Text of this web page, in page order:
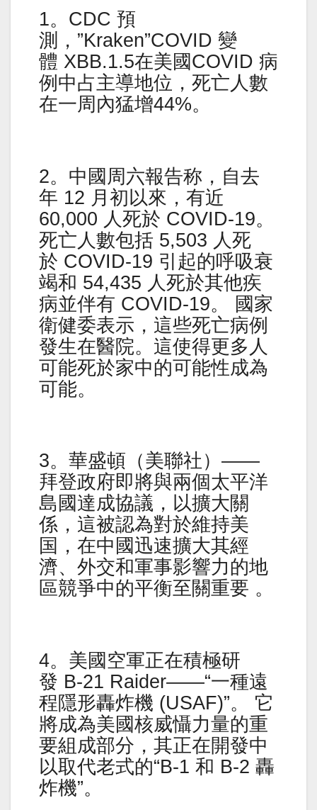
1。CDC 預
測，”Kraken”COVID 變
體 XBB.1.5在美國COVID 病
例中占主導地位，死亡人數
在一周內猛增44%。
2。中國周六報告称，自去
年 12 月初以來，有近
60,000 人死於 COVID-19。
死亡人數包括 5,503 人死
於 COVID-19 引起的呼吸衰
竭和 54,435 人死於其他疾
病並伴有 COVID-19。 國家
衛健委表示，這些死亡病例
發生在醫院。這使得更多人
可能死於家中的可能性成為
可能。
3。華盛頓（美聯社）——
拜登政府即將與兩個太平洋
島國達成協議，以擴大關
係，這被認為對於維持美
国，在中國迅速擴大其經
濟、外交和軍事影響力的地
區競爭中的平衡至關重要 。
4。美國空軍正在積極研
發 B-21 Raider——“一種遠
程隱形轟炸機 (USAF)”。 它
將成為美國核威懾力量的重
要組成部分，其正在開發中
以取代老式的“B-1 和 B-2 轟
炸機”。